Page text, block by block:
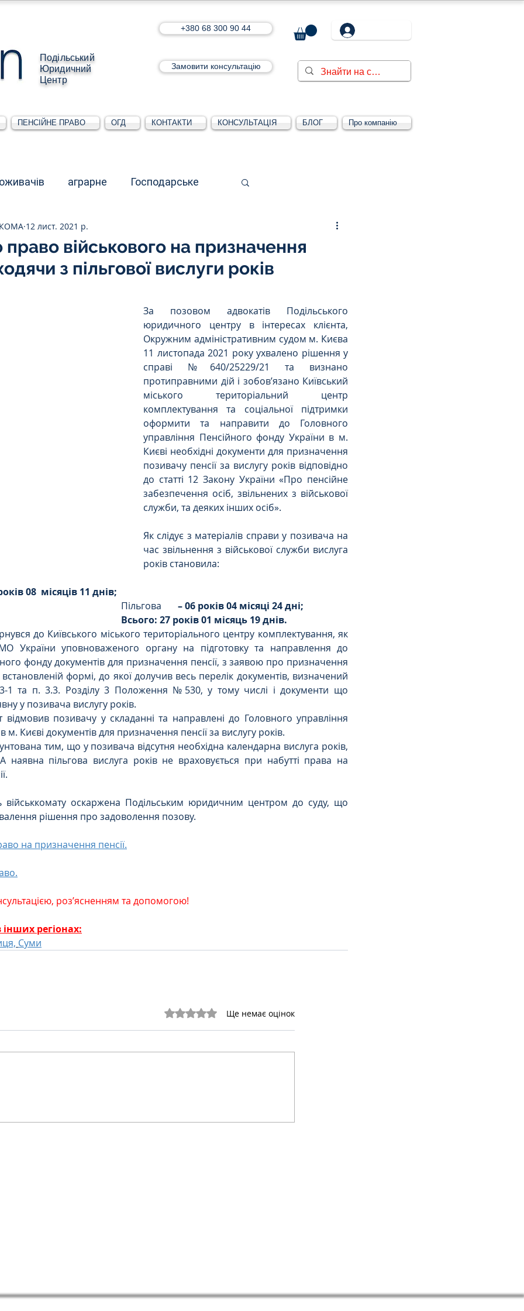
Подільський
Юридичний
Центр
+380 68 300 90 44
Замовити консультацію
ПЕНСІЙНЕ ПРАВО ОГД КОНТАКТИ КОНСУЛЬТАЦІЯ БЛОГ Про компанію
аграрне Господарське
Для юридичних осіб
Інтелектуальна власність
Адміністративі порушення
Призовнику
Кримінальне
право військового на призначення
з пільгової вислуги років
12 лист. 2021 р.
За позовом адвокатів Подільського
юридичного центру в інтересах клієнта,
Окружним адміністративним судом м. Києва
11 листопада 2021 року ухвалено рішення у
справі №640/25229/21 та визнано
протиправними дій і зобов’язано Київський
міського територіальний центр
комплектування та соціальної підтримки
оформити та направити до Головного
управління Пенсійного фонду України в м.
Києві необхідні документи для призначення
позивачу пенсії за вислугу років відповідно
до статті 12 Закону України «Про пенсійне
забезпечення осіб, звільнених з військової
служби, та деяких інших осіб».
Як слідує з матеріалів справи у позивача на
час звільнення з військової служби вислуга
років становила:
08  місяців 11 днів;
                                                                                        Пільгова
       – 06 років 04 місяці 24 дні;
Всього: 27 років 01 місяць 19 днів.
до Київського міського територіального центру комплектування, як
України уповноваженого органу на підготовку та направлення до
фонду документів для призначення пенсії, з заявою про призначення
встановленій формі, до якої долучив весь перелік документів, визначений
та п. 3.3. Розділу 3 Положення №530, у тому числі і документи що
у позивача вислугу років.
відмовив позивачу у складанні та направлені до Головного управління
м. Києві документів для призначення пенсії за вислугу років.
тим, що у позивача відсутня необхідна календарна вислуга років,
наявна пільгова вислуга років не враховується при набутті права на
військкомату оскаржена Подільським юридичним центром до суду, що
рішення про задоволення позову.
на призначення пенсії.
роз’ясненням та допомогою!
регіонах:
Суми
Оцінка: 0 з 5 зірок.Ще немає оцінок